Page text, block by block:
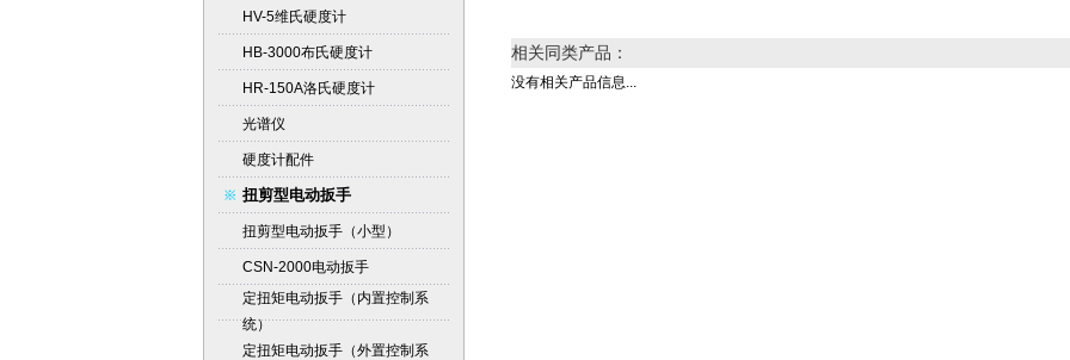
HV-5维氏硬度计
HB-3000布氏硬度计
HR-150A洛氏硬度计
光谱仪
硬度计配件
扭剪型电动扳手
扭剪型电动扳手（小型）
CSN-2000电动扳手
定扭矩电动扳手（内置控制系
统）
定扭矩电动扳手（外置控制系
相关同类产品：
没有相关产品信息...